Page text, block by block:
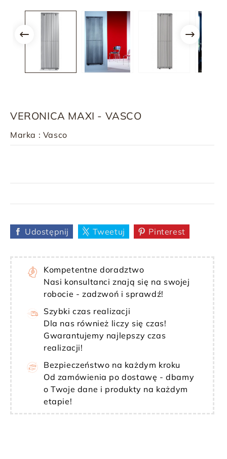
VERONICA MAXI - VASCO
Marka : Vasco
Udostępnij Tweetuj Pinterest
Kompetentne doradztwo
Nasi konsultanci znają się na swojej
robocie - zadzwoń i sprawdź!
Szybki czas realizacji
Dla nas również liczy się czas!
Gwarantujemy najlepszy czas
realizacji!
Bezpieczeństwo na każdym kroku
Od zamówienia po dostawę - dbamy
o Twoje dane i produkty na każdym
etapie!